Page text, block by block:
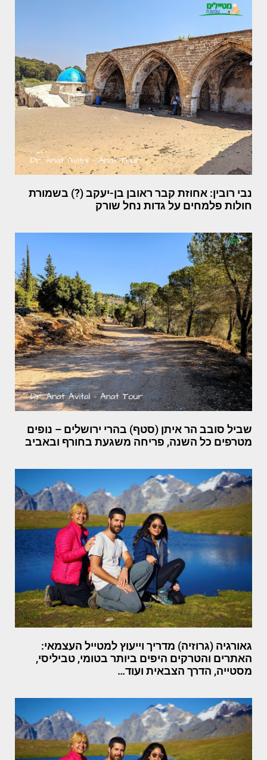
נבי רובין: אחוזת קבר ראובן בן-יעקב (?) בשמורת
חולות פלמחים על גדות נחל שורק
שביל סובב הר איתן (סטף) בהרי ירושלים – נופים
מטרפים כל השנה, פריחה משגעת בחורף ובאביב
גאורגיה (גרוזיה) מדריך וייעוץ למטייל העצמאי:
האתרים והטרקים היפים ביותר בטומי, טביליסי,
מסטייה, הדרך הצבאית ועוד…